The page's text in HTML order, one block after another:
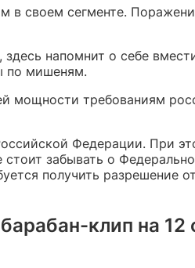
в своем сегменте.
напомнит о себе
по мишеням.
мощности требованиям
Федерации. При
забывать о
получить разрешение
клип на 12